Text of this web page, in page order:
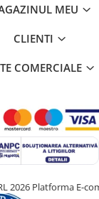
MEU
CLIENTI
COMERCIALE
2026 Platforma E-